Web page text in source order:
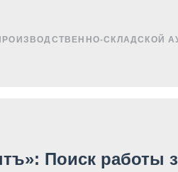
СКЛАДСКОЙ
Поиск работы